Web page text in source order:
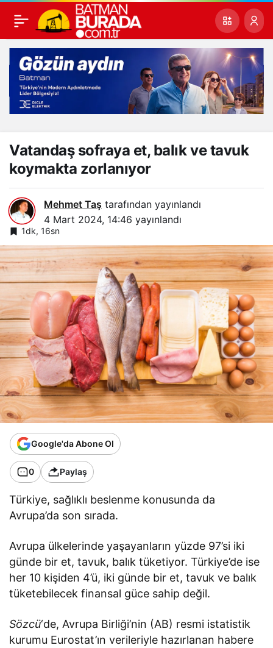
Vatandaş sofraya et, balık ve tavuk
koymakta zorlanıyor
Mehmet Taş tarafından yayınlandı
4 Mart 2024, 14:46 yayınlandı
1dk, 16sn
Google'da Abone Ol
0 Paylaş
Türkiye, sağlıklı beslenme konusunda da
Avrupa’da son sırada.
Avrupa ülkelerinde yaşayanların yüzde 97’si iki
günde bir et, tavuk, balık tüketiyor. Türkiye’de ise
her 10 kişiden 4’ü, iki günde bir et, tavuk ve balık
tüketebilecek finansal güce sahip değil.
Sözcü‘de, Avrupa Birliği’nin (AB) resmi istatistik
kurumu Eurostat’ın verileriyle hazırlanan habere